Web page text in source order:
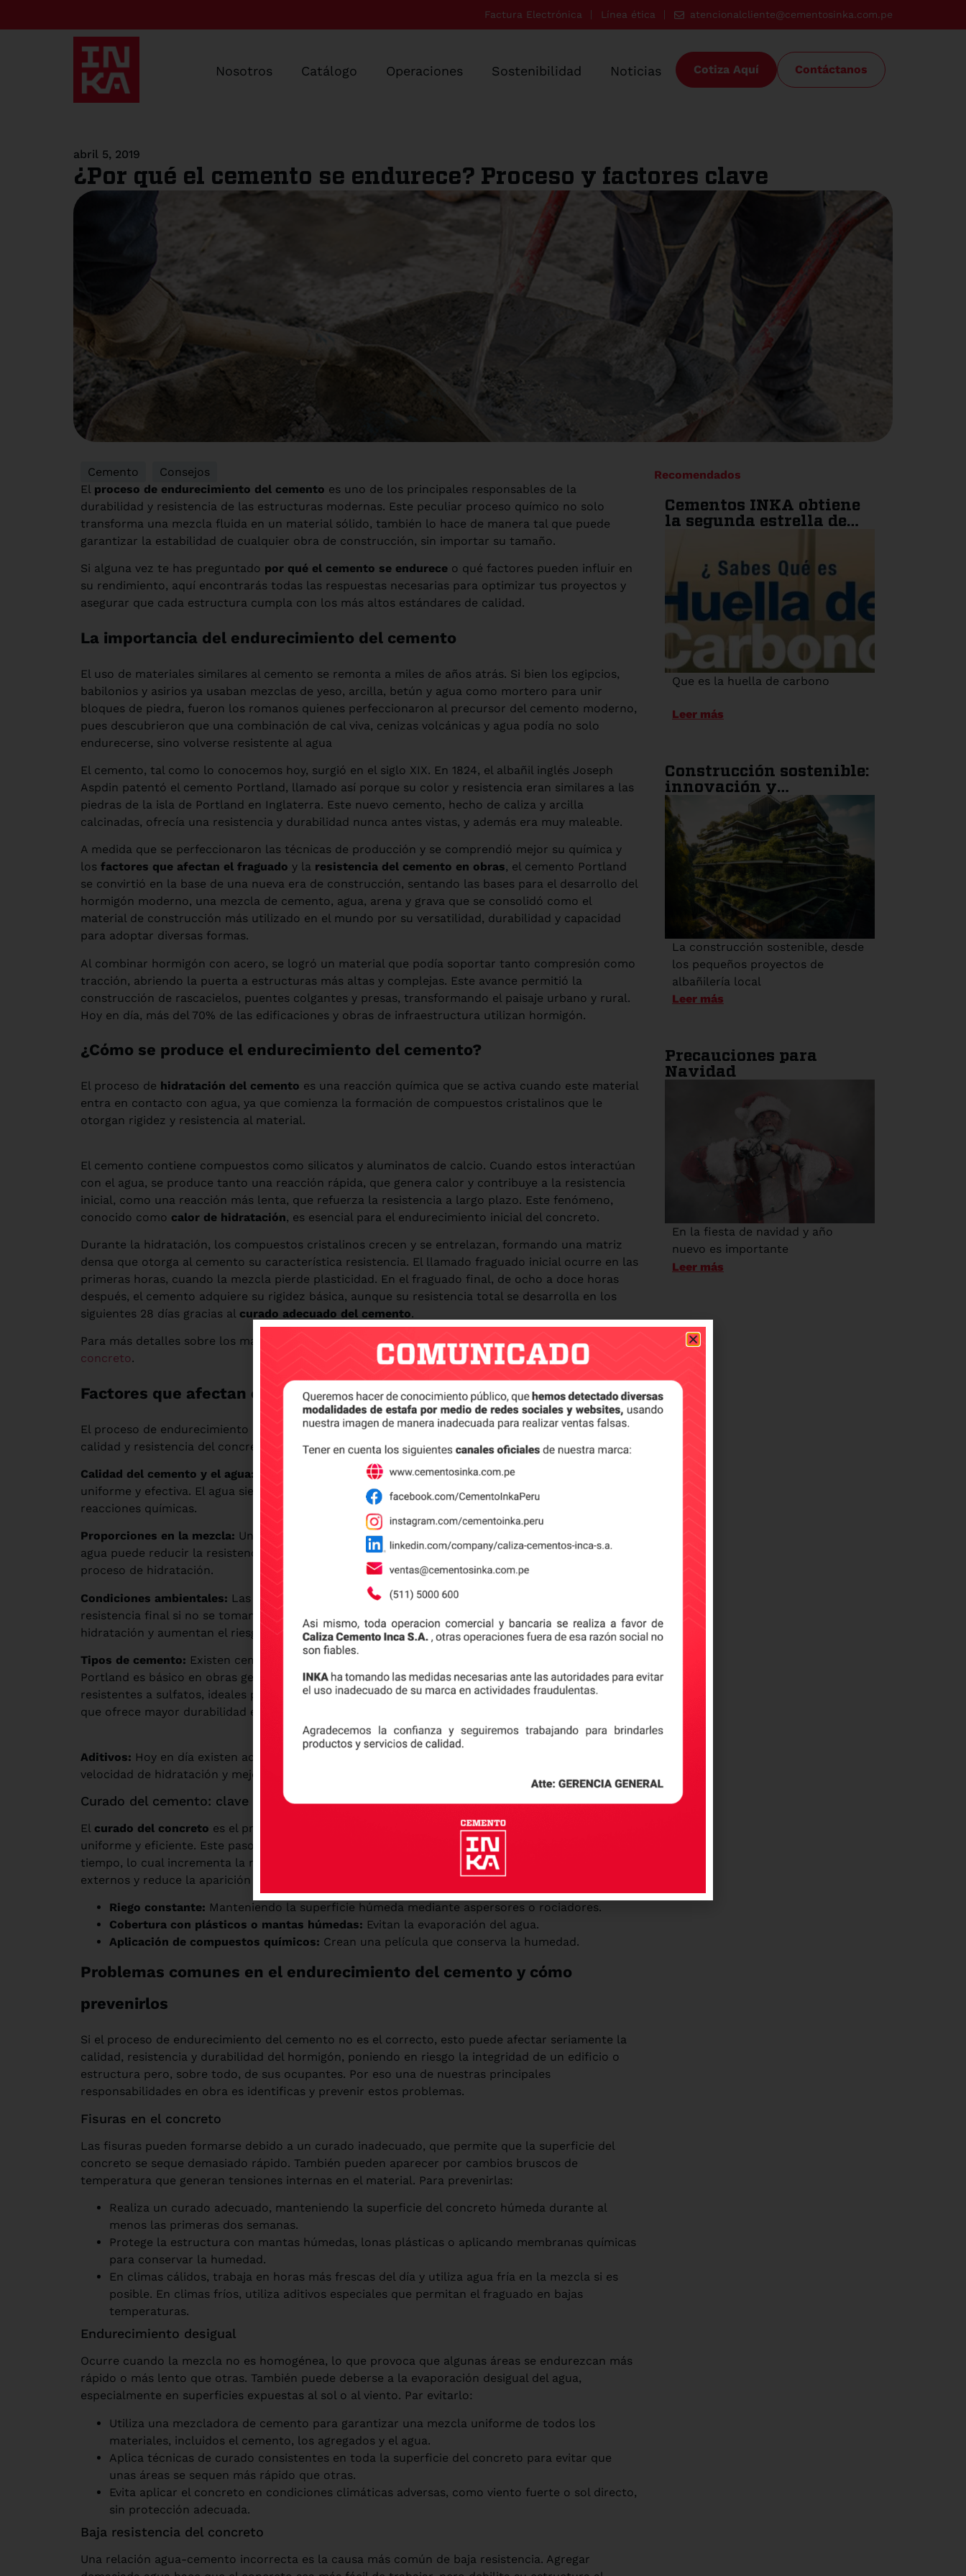
Factura Electrónica Línea ética atencionalcliente@cementosinka.com.pe
Nosotros Catálogo Operaciones Sostenibilidad Noticias Cotiza Aquí Contáctanos
abril 5, 2019
¿Por qué el cemento se endurece? Proceso y factores clave
Cemento
Consejos
El proceso de endurecimiento del cemento es uno de los principales responsables de la
durabilidad y resistencia de las estructuras modernas. Este peculiar proceso químico no solo
transforma una mezcla fluida en un material sólido, también lo hace de manera tal que puede
garantizar la estabilidad de cualquier obra de construcción, sin importar su tamaño.
Si alguna vez te has preguntado por qué el cemento se endurece o qué factores pueden influir en
su rendimiento, aquí encontrarás todas las respuestas necesarias para optimizar tus proyectos y
asegurar que cada estructura cumpla con los más altos estándares de calidad.
La importancia del endurecimiento del cemento
El uso de materiales similares al cemento se remonta a miles de años atrás. Si bien los egipcios,
babilonios y asirios ya usaban mezclas de yeso, arcilla, betún y agua como mortero para unir
bloques de piedra, fueron los romanos quienes perfeccionaron al precursor del cemento moderno,
pues descubrieron que una combinación de cal viva, cenizas volcánicas y agua podía no solo
endurecerse, sino volverse resistente al agua
El cemento, tal como lo conocemos hoy, surgió en el siglo XIX. En 1824, el albañil inglés Joseph
Aspdin patentó el cemento Portland, llamado así porque su color y resistencia eran similares a las
piedras de la isla de Portland en Inglaterra. Este nuevo cemento, hecho de caliza y arcilla
calcinadas, ofrecía una resistencia y durabilidad nunca antes vistas, y además era muy maleable.
A medida que se perfeccionaron las técnicas de producción y se comprendió mejor su química y
los factores que afectan el fraguado y la resistencia del cemento en obras, el cemento Portland
se convirtió en la base de una nueva era de construcción, sentando las bases para el desarrollo del
hormigón moderno, una mezcla de cemento, agua, arena y grava que se consolidó como el
material de construcción más utilizado en el mundo por su versatilidad, durabilidad y capacidad
para adoptar diversas formas.
Al combinar hormigón con acero, se logró un material que podía soportar tanto compresión como
tracción, abriendo la puerta a estructuras más altas y complejas. Este avance permitió la
construcción de rascacielos, puentes colgantes y presas, transformando el paisaje urbano y rural.
Hoy en día, más del 70% de las edificaciones y obras de infraestructura utilizan hormigón.
¿Cómo se produce el endurecimiento del cemento?
El proceso de hidratación del cemento es una reacción química que se activa cuando este material
entra en contacto con agua, ya que comienza la formación de compuestos cristalinos que le
otorgan rigidez y resistencia al material.
El cemento contiene compuestos como silicatos y aluminatos de calcio. Cuando estos interactúan
con el agua, se produce tanto una reacción rápida, que genera calor y contribuye a la resistencia
inicial, como una reacción más lenta, que refuerza la resistencia a largo plazo. Este fenómeno,
conocido como calor de hidratación, es esencial para el endurecimiento inicial del concreto.
Durante la hidratación, los compuestos cristalinos crecen y se entrelazan, formando una matriz
densa que otorga al cemento su característica resistencia. El llamado fraguado inicial ocurre en las
primeras horas, cuando la mezcla pierde plasticidad. En el fraguado final, de ocho a doce horas
después, el cemento adquiere su rigidez básica, aunque su resistencia total se desarrolla en los
siguientes 28 días gracias al curado adecuado del cemento.
Para más detalles sobre los materiales involucrados,descubre la diferencia entre cemento y
concreto.
Factores que afectan el endurecimiento del cemento
El proceso de endurecimiento puede variar según varios factores que influyen directamente en la
calidad y resistencia del concreto:
Calidad del cemento y el agua:
Utilizar cemento de alta calidad garantiza una reacción química
uniforme y efectiva. El agua siempre debe ser limpia y libre de impurezas que puedan alterar las
reacciones químicas.
Proporciones en la mezcla: Una relación adecuada entre agua y cemento es crucial. Demasiada
agua puede reducir la resistencia del concreto, mientras que una cantidad insuficiente dificulta el
proceso de hidratación.
Condiciones ambientales: Las altas temperaturas aceleran el fraguado, lo que puede reducir la
resistencia final si no se toman precauciones. Por su parte, las bajas temperaturas ralentizan la
hidratación y aumentan el riesgo de fisuras debido al congelamiento del agua.
Tipos de cemento: Existen cementos diseñados para distintas condiciones. Si bien el cemento
Portland es básico en obras generales sin requerimientos especiales, también existen cementos
resistentes a sulfatos, ideales para ambientes agresivos y zonas costeras, o el cemento puzolánico,
que ofrece mayor durabilidad en estructuras expuestas a agentes químicos.
Aditivos: Hoy en día existen acelerantes, retardantes o plastificantes químicos que modifican la
velocidad de hidratación y mejorar las propiedades del concreto.
Curado del cemento: clave para su resistencia final
El curado del concreto es el proceso final para que el endurecimiento se complete de manera
uniforme y eficiente. Este paso evita que el agua necesaria para la hidratación se pierda antes de
tiempo, lo cual incrementa la resistencia a la compresión, mejora la durabilidad frente a agentes
externos y reduce la aparición de fisuras y porosidad. Algunas técnicas comunes de curado son:
Riego constante: Manteniendo la superficie húmeda mediante aspersores o rociadores.
Cobertura con plásticos o mantas húmedas: Evitan la evaporación del agua.
Aplicación de compuestos químicos: Crean una película que conserva la humedad.
Problemas comunes en el endurecimiento del cemento y cómo
prevenirlos
Si el proceso de endurecimiento del cemento no es el correcto, esto puede afectar seriamente la
calidad, resistencia y durabilidad del hormigón, poniendo en riesgo la integridad de un edificio o
estructura pero, sobre todo, de sus ocupantes. Por eso una de nuestras principales
responsabilidades en obra es identificas y prevenir estos problemas.
Fisuras en el concreto
Las fisuras pueden formarse debido a un curado inadecuado, que permite que la superficie del
concreto se seque demasiado rápido. También pueden aparecer por cambios bruscos de
temperatura que generan tensiones internas en el material. Para prevenirlas:
Realiza un curado adecuado, manteniendo la superficie del concreto húmeda durante al
menos las primeras dos semanas.
Protege la estructura con mantas húmedas, lonas plásticas o aplicando membranas químicas
para conservar la humedad.
En climas cálidos, trabaja en horas más frescas del día y utiliza agua fría en la mezcla si es
posible. En climas fríos, utiliza aditivos especiales que permitan el fraguado en bajas
temperaturas.
Endurecimiento desigual
Ocurre cuando la mezcla no es homogénea, lo que provoca que algunas áreas se endurezcan más
rápido o más lento que otras. También puede deberse a la evaporación desigual del agua,
especialmente en superficies expuestas al sol o al viento. Par evitarlo:
Utiliza una mezcladora de cemento para garantizar una mezcla uniforme de todos los
materiales, incluidos el cemento, los agregados y el agua.
Aplica técnicas de curado consistentes en toda la superficie del concreto para evitar que
unas áreas se sequen más rápido que otras.
Evita aplicar el concreto en condiciones climáticas adversas, como viento fuerte o sol directo,
sin protección adecuada.
Baja resistencia del concreto
Una relación agua-cemento incorrecta es la causa más común de baja resistencia. Agregar
Recomendados
Cementos INKA obtiene
la segunda estrella de
Que es la huella de carbono
Leer más
Construcción sostenible:
innovación y
responsabilidad
ambiental en la
industria
La construcción sostenible, desde
los pequeños proyectos de
albañilería local
Leer más
Precauciones para
Navidad
En la fiesta de navidad y año
nuevo es importante
Leer más